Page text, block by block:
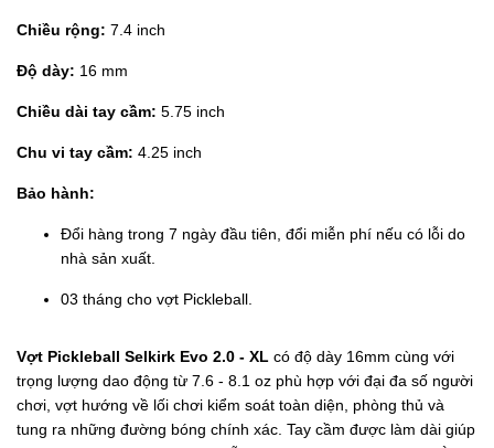
Chiều rộng: 7.4 inch
Độ dày: 16 mm
Chiều dài tay cầm: 5.75 inch
Chu vi tay cầm: 4.25 inch
Bảo hành:
Đổi hàng trong 7 ngày đầu tiên, đổi miễn phí nếu có lỗi do
nhà sản xuất.
03 tháng cho vợt Pickleball.
Vợt Pickleball Selkirk Evo 2.0 - XL có độ dày 16mm cùng với
trọng lượng dao động từ 7.6 - 8.1 oz phù hợp với đại đa số người
chơi, vợt hướng về lối chơi kiểm soát toàn diện, phòng thủ và
tung ra những đường bóng chính xác. Tay cầm được làm dài giúp